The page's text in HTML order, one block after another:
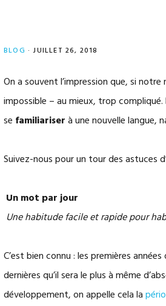
BLOG · JUILLET 26, 2018
On a souvent l’impression que, si
impossible – au mieux, trop
se familiariserà une nouvelle langue,
Suivez-nous pour un tour des astuces
Un mot par jour
Une habitude facile et rapide pour
C’est bien connu : les premières
dernières qu’il sera le plus à même
développement, on appelle cela la